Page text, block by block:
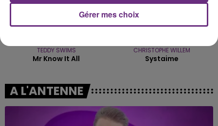
TEDDY SWIMS
Mr Know It All
CHRISTOPHE WILLEM
Systaime
A L'ANTENNE
Gérer mes choix